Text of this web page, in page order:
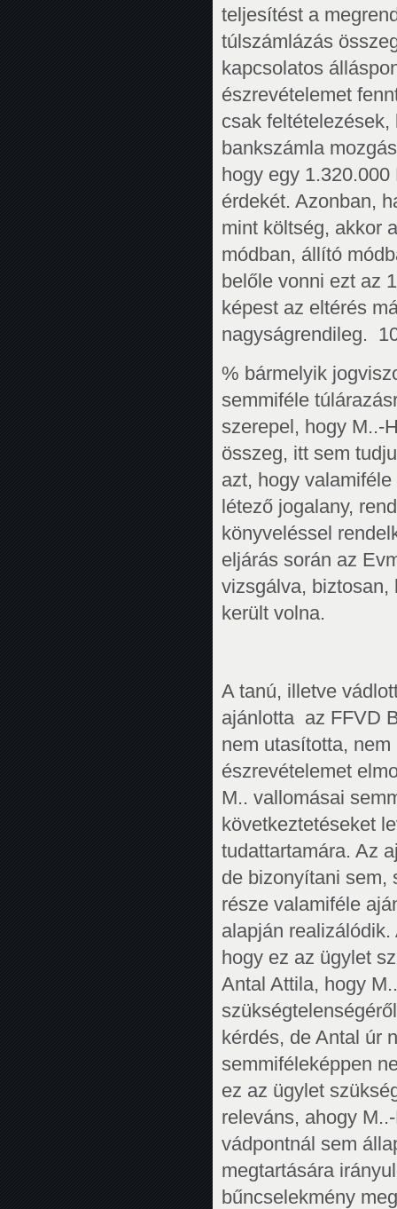
teljesítést a
túlszámlázás
kapcsolatos
észrevételemet
csak
bankszámla
hogy egy
érdekét. Azonban,
mint költség, akkor
módban, állító
belőle vonni ezt az
képest az eltérés
nagyságrendileg.
% bármelyik
semmiféle
szerepel, hogy M..-
összeg, itt sem
azt, hogy
létező jogalany,
könyveléssel
eljárás során az
vizsgálva, biztosan,
került volna.
A tanú, illetve
ajánlotta az FFVD
nem utasította,
észrevételemet
M.. vallomásai
következtetéseket
tudattartamára. Az
de bizonyítani sem,
része valamiféle
alapján
hogy ez az ügylet
Antal Attila, hogy
kérdés, de Antal úr
semmiféleképpen
ez az ügylet
releváns, ahogy
vádpontnál sem
megtartására
bűncselekmény